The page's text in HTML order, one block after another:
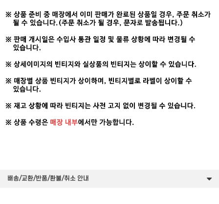
배송/교환/반품/환불/취소 안내